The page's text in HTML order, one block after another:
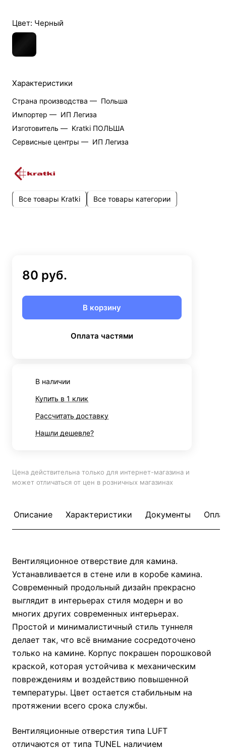
Цвет: Черный
Характеристики
Страна производства — Польша
Импортер — ИП Легиза
Изготовитель — Kratki ПОЛЬША
Cервисные центры — ИП Легиза
Все товары Kratki Все товары категории
80 руб.
В корзину
Оплата частями
В наличии
Купить в 1 клик
Рассчитать доставку
Нашли дешевле?
Цена действительна только для интернет-магазина и
может отличаться от цен в розничных магазинах
Описание Характеристики Документы
Вентиляционное отверствие для камина.
Устанавливается в стене или в коробе камина.
Современный продольный дизайн прекрасно
выглядит в интерьерах стиля модерн и во
многих других современных интерьерах.
Простой и минималистичный стиль туннеля
делает так, что всё внимание сосредоточено
только на камине. Корпус покрашен порошковой
краской, которая устойчива к механическим
повреждениям и воздействию повышенной
температуры. Цвет остается стабильным на
протяжении всего срока службы.
Вентиляционные отверстия типа LUFT
отличаются от типа TUNEL наличием